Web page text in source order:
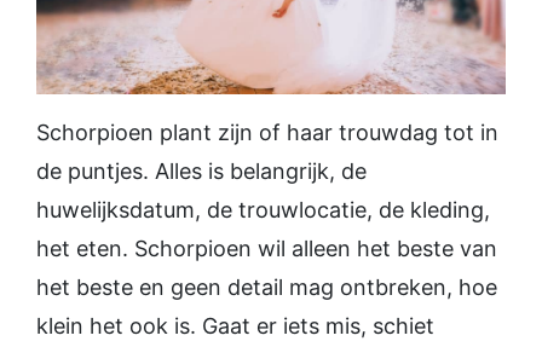
Schorpioen plant zijn of haar trouwdag tot in
de puntjes. Alles is belangrijk, de
huwelijksdatum, de trouwlocatie, de kleding,
het eten. Schorpioen wil alleen het beste van
het beste en geen detail mag ontbreken, hoe
klein het ook is. Gaat er iets mis, schiet